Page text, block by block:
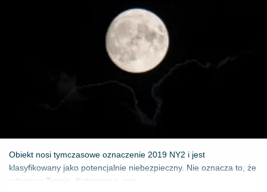
Obiekt nosi tymczasowe oznaczenie 2019 NY2 i jest
klasyfikowany jako potencjalnie niebezpieczny. Nie oznacza to, że
uderzy w Ziemię. Kategoria o ang...